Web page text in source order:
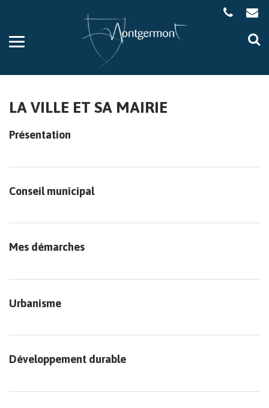
Aller
la
LA VILLE ET SA MAIRIE
Présentation
Conseil municipal
Mes démarches
Urbanisme
Développement durable